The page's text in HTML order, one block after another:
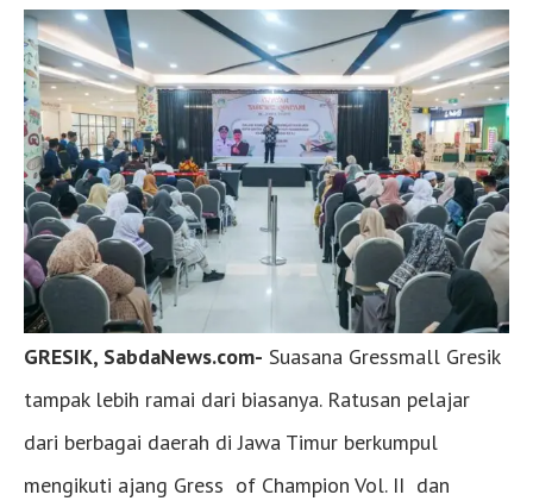
GRESIK, SabdaNews.com- Suasana Gressmall Gresik
tampak lebih ramai dari biasanya. Ratusan pelajar
dari berbagai daerah di Jawa Timur berkumpul
mengikuti ajang Gress of Champion Vol. II dan